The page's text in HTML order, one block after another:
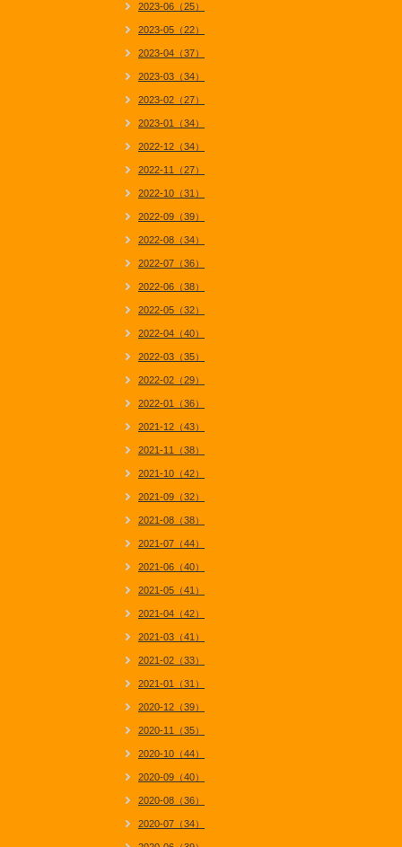
2023-06（25）
2023-05（22）
2023-04（37）
2023-03（34）
2023-02（27）
2023-01（34）
2022-12（34）
2022-11（27）
2022-10（31）
2022-09（39）
2022-08（34）
2022-07（36）
2022-06（38）
2022-05（32）
2022-04（40）
2022-03（35）
2022-02（29）
2022-01（36）
2021-12（43）
2021-11（38）
2021-10（42）
2021-09（32）
2021-08（38）
2021-07（44）
2021-06（40）
2021-05（41）
2021-04（42）
2021-03（41）
2021-02（33）
2021-01（31）
2020-12（39）
2020-11（35）
2020-10（44）
2020-09（40）
2020-08（36）
2020-07（34）